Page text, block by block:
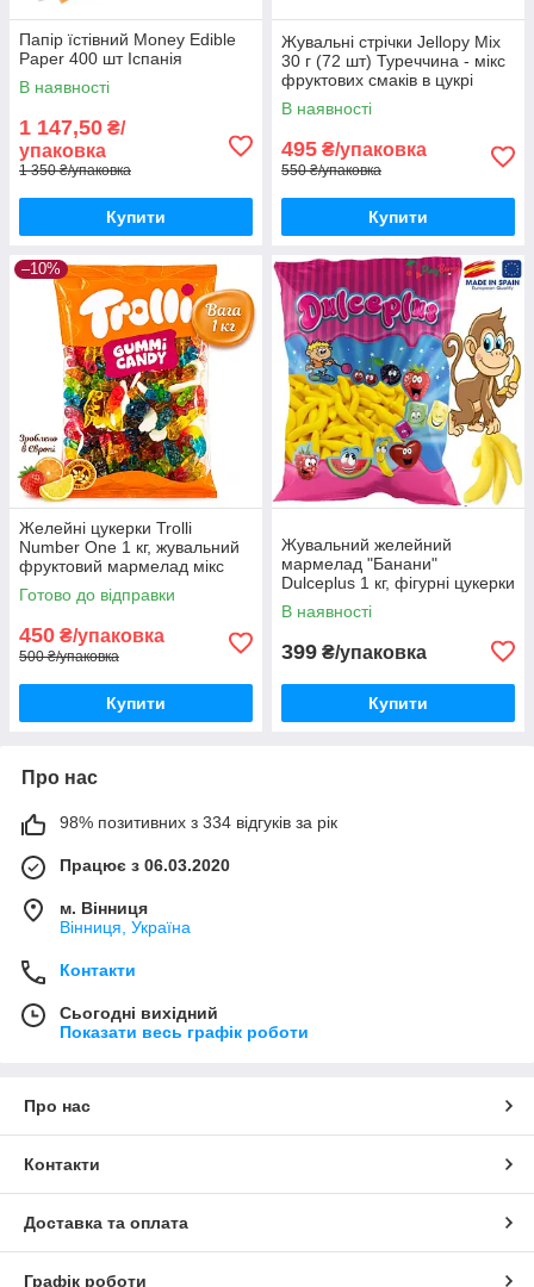
Папір їстівний Money Edible
Paper 400 шт Іспанія
В наявності
1 147,50 ₴/
упаковка
1 350 ₴/упаковка
Купити
Жувальні стрічки Jellopy Mix
30 г (72 шт) Туреччина - мікс
фруктових смаків в цукрі
В наявності
495 ₴/упаковка
550 ₴/упаковка
Купити
–10%
Желейні цукерки Trolli
Number One 1 кг, жувальний
фруктовий мармелад мікс
Готово до відправки
450 ₴/упаковка
500 ₴/упаковка
Купити
Жувальний желейний
мармелад "Банани"
Dulceplus 1 кг, фігурні цукерки
Made in Spain
В наявності
399 ₴/упаковка
Купити
Про нас
98% позитивних з 334 відгуків за рік
Працює з 06.03.2020
м. Вінниця
Вінниця, Україна
Контакти
Сьогодні вихідний
Показати весь графік роботи
Про нас
Контакти
Доставка та оплата
Графік роботи